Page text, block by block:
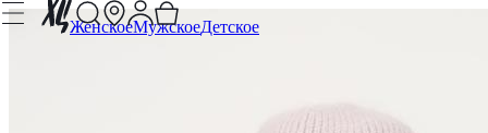
ЖенскоеМужскоеДетское